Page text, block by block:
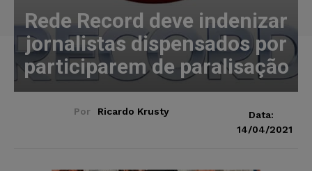
Rede Record deve indenizar
jornalistas dispensados por
participarem de paralisação
Por Ricardo Krusty
Data:
14/04/2021